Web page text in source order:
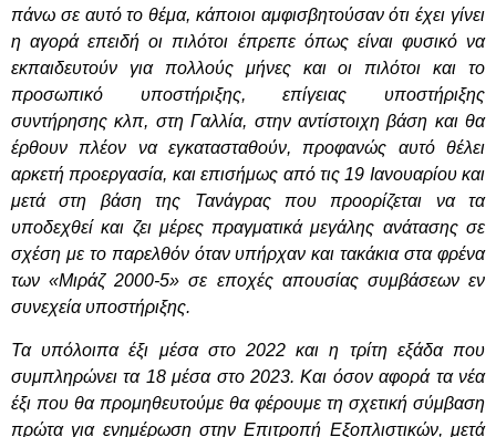
πάνω σε αυτό το θέμα, κάποιοι αμφισβητούσαν ότι έχει γίνει
η αγορά επειδή οι πιλότοι έπρεπε όπως είναι φυσικό να
εκπαιδευτούν για πολλούς μήνες και οι πιλότοι και το
προσωπικό υποστήριξης, επίγειας υποστήριξης
συντήρησης κλπ, στη Γαλλία, στην αντίστοιχη βάση και θα
έρθουν πλέον να εγκατασταθούν, προφανώς αυτό θέλει
αρκετή προεργασία, και επισήμως από τις 19 Ιανουαρίου και
μετά στη βάση της Τανάγρας που προορίζεται να τα
υποδεχθεί και ζει μέρες πραγματικά μεγάλης ανάτασης σε
σχέση με το παρελθόν όταν υπήρχαν και τακάκια στα φρένα
των «Μιράζ 2000-5» σε εποχές απουσίας συμβάσεων εν
συνεχεία υποστήριξης.
Τα υπόλοιπα έξι μέσα στο 2022 και η τρίτη εξάδα που
συμπληρώνει τα 18 μέσα στο 2023. Και όσον αφορά τα νέα
έξι που θα προμηθευτούμε θα φέρουμε τη σχετική σύμβαση
πρώτα για ενημέρωση στην Επιτροπή Εξοπλιστικών, μετά